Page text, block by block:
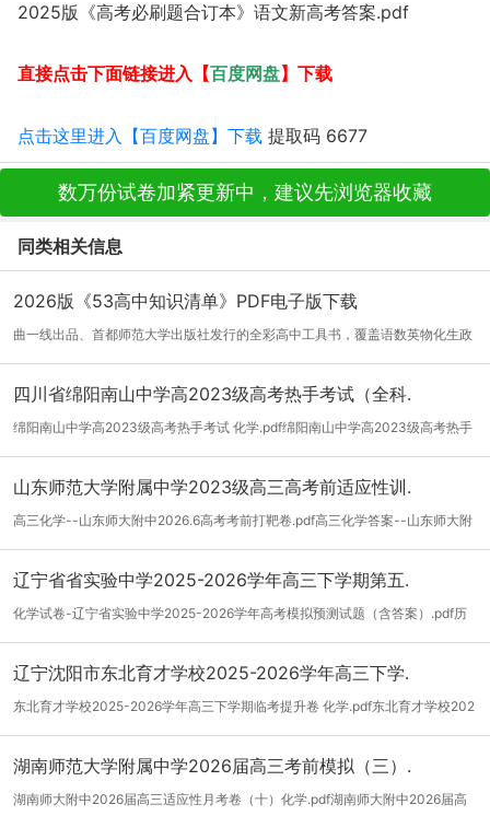
2025版《高考必刷题合订本》语文新高考答案.pdf
直接点击下面链接进入【百度网盘】下载
点击这里进入【百度网盘】下载 提取码 6677
数万份试卷加紧更新中，建议先浏览器收藏
同类相关信息
2026版《53高中知识清单》PDF电子版下载
曲一线出品、首都师范大学出版社发行的全彩高中工具书，覆盖语数英物化生政
史地九...[详细]
四川省绵阳南山中学高2023级高考热手考试（全科.
绵阳南山中学高2023级高考热手考试 化学.pdf绵阳南山中学高2023级高考热手
考试 化...[详细]
山东师范大学附属中学2023级高三高考前适应性训.
高三化学--山东师大附中2026.6高考考前打靶卷.pdf高三化学答案--山东师大附
中2026....[详细]
辽宁省省实验中学2025-2026学年高三下学期第五.
化学试卷-辽宁省实验中学2025-2026学年高考模拟预测试题（含答案）.pdf历
史试卷-辽...[详细]
辽宁沈阳市东北育才学校2025-2026学年高三下学.
东北育才学校2025-2026学年高三下学期临考提升卷 化学.pdf东北育才学校202
5-2026学...[详细]
湖南师范大学附属中学2026届高三考前模拟（三）.
湖南师大附中2026届高三适应性月考卷（十）化学.pdf湖南师大附中2026届高